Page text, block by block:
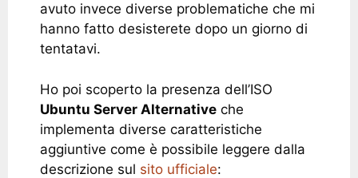
avuto invece diverse problematiche che mi
hanno fatto desisterete dopo un giorno di
tentatavi.
Ho poi scoperto la presenza dell’ISO
Ubuntu Server Alternative che
implementa diverse caratteristiche
aggiuntive come è possibile leggere dalla
descrizione sul sito ufficiale: